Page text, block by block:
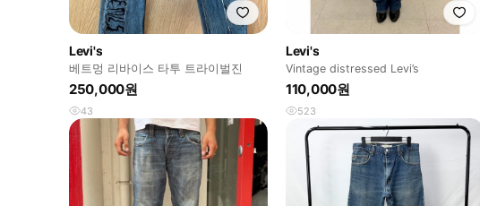
Levi's
베트멍 리바이스 타투 트라이벌진
250,000원
43
Levi's
Vintage distressed Levi’s
110,000원
523